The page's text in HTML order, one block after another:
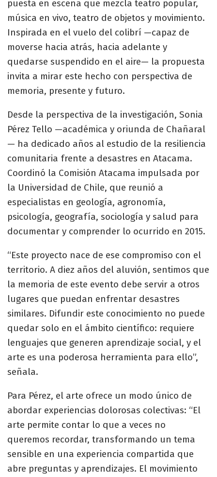
puesta en escena que mezcla teatro popular,
música en vivo, teatro de objetos y movimiento.
Inspirada en el vuelo del colibrí —capaz de
moverse hacia atrás, hacia adelante y
quedarse suspendido en el aire— la propuesta
invita a mirar este hecho con perspectiva de
memoria, presente y futuro.
Desde la perspectiva de la investigación, Sonia
Pérez Tello —académica y oriunda de Chañaral
— ha dedicado años al estudio de la resiliencia
comunitaria frente a desastres en Atacama.
Coordinó la Comisión Atacama impulsada por
la Universidad de Chile, que reunió a
especialistas en geología, agronomía,
psicología, geografía, sociología y salud para
documentar y comprender lo ocurrido en 2015.
“Este proyecto nace de ese compromiso con el
territorio. A diez años del aluvión, sentimos que
la memoria de este evento debe servir a otros
lugares que puedan enfrentar desastres
similares. Difundir este conocimiento no puede
quedar solo en el ámbito científico: requiere
lenguajes que generen aprendizaje social, y el
arte es una poderosa herramienta para ello”,
señala.
Para Pérez, el arte ofrece un modo único de
abordar experiencias dolorosas colectivas: “El
arte permite contar lo que a veces no
queremos recordar, transformando un tema
sensible en una experiencia compartida que
abre preguntas y aprendizajes. El movimiento